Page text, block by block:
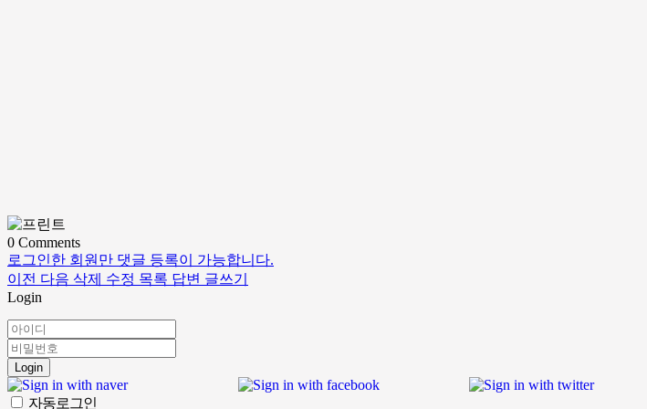
0 Comments
로그인한 회원만 댓글 등록이 가능합니다.
이전 다음 삭제 수정 목록 답변 글쓰기
Login
Login
자동로그인